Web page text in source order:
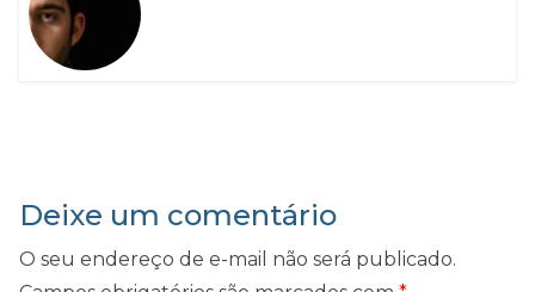
Deixe um comentário
O seu endereço de e-mail não será publicado.